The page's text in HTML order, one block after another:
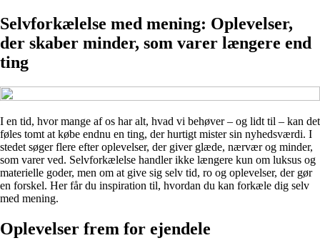
Selvforkælelse med mening: Oplevelser,
der skaber minder, som varer længere end
ting
I en tid, hvor mange af os har alt, hvad vi behøver – og lidt til – kan det
føles tomt at købe endnu en ting, der hurtigt mister sin nyhedsværdi. I
stedet søger flere efter oplevelser, der giver glæde, nærvær og minder,
som varer ved. Selvforkælelse handler ikke længere kun om luksus og
materielle goder, men om at give sig selv tid, ro og oplevelser, der gør
en forskel. Her får du inspiration til, hvordan du kan forkæle dig selv
med mening.
Oplevelser frem for ejendele